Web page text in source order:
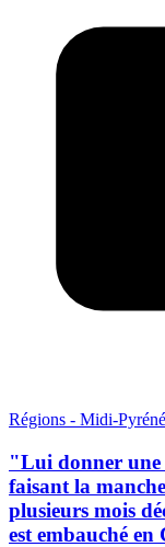
Régions - Midi-
"Lui donner une
faisant la
plusieurs mois
est embauché en